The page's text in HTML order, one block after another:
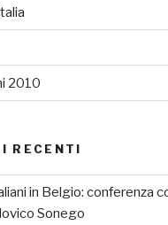
2010
RECENTI
in Belgio: conferenza
Sonego